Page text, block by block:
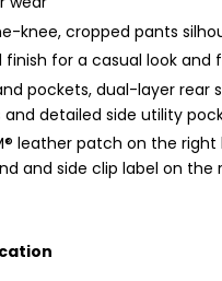
knee, cropped pants
finish for a casual look and
pockets, dual-layer rear
detailed side utility
leather patch on the right
and side clip label on the